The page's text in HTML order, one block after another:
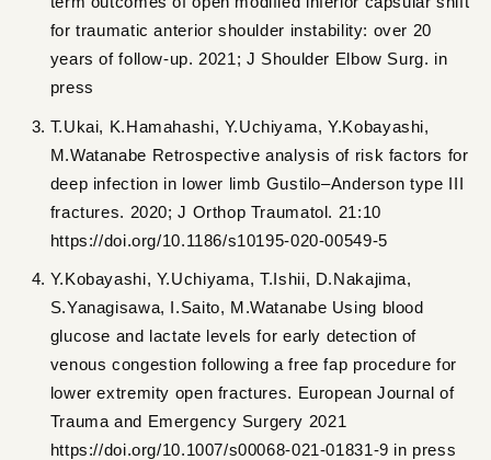
for traumatic anterior shoulder instability: over 20
years of follow-up. 2021; J Shoulder Elbow Surg. in
press
T.Ukai, K.Hamahashi, Y.Uchiyama, Y.Kobayashi,
M.Watanabe Retrospective analysis of risk factors for
deep infection in lower limb Gustilo–Anderson type III
fractures. 2020; J Orthop Traumatol. 21:10
https://doi.org/10.1186/s10195-020-00549-5
Y.Kobayashi, Y.Uchiyama, T.Ishii, D.Nakajima,
S.Yanagisawa, I.Saito, M.Watanabe Using blood
glucose and lactate levels for early detection of
venous congestion following a free fap procedure for
lower extremity open fractures. European Journal of
Trauma and Emergency Surgery 2021
https://doi.org/10.1007/s00068-021-01831-9 in press